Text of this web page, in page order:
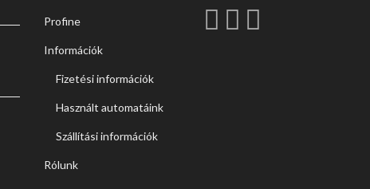
Profine
Információk
Fizetési információk
Használt automatáink
Szállítási információk
Rólunk